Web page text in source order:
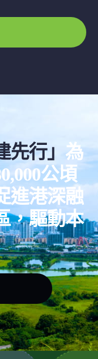
行」 為
公頃
進港深融
，驅動本